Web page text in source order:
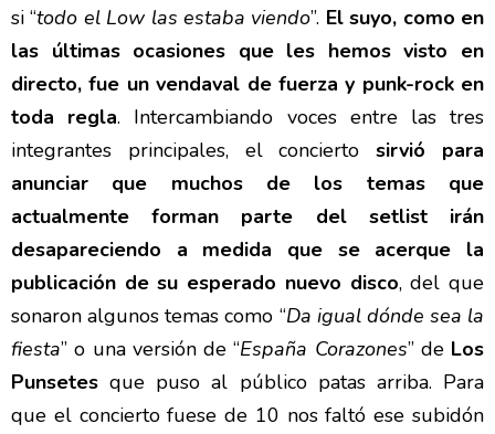
si “todo el Low las estaba viendo”. El suyo, como en
las últimas ocasiones que les hemos visto en
directo, fue un vendaval de fuerza y punk-rock en
toda regla. Intercambiando voces entre las tres
integrantes principales, el conciertosirvió para
anunciar que muchos de los temas que
actualmente forman parte del setlist irán
desapareciendo a medida que se acerque la
publicación de su esperado nuevo disco, del que
sonaron algunos temas como “Da igual dónde sea la
fiesta” o una versión de “España Corazones” de Los
Punsetes que puso al público patas arriba. Para
que el concierto fuese de 10 nos faltó ese subidón